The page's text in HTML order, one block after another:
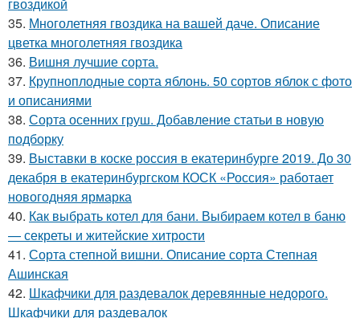
35. Многолетняя гвоздика на вашей даче. Описание
цветка многолетняя гвоздика
36. Вишня лучшие сорта.
37. Крупноплодные сорта яблонь. 50 сортов яблок с фото
и описаниями
38. Сорта осенних груш. Добавление статьи в новую
подборку
39. Выставки в коске россия в екатеринбурге 2019. До 30
декабря в екатеринбургском КОСК «Россия» работает
новогодняя ярмарка
40. Как выбрать котел для бани. Выбираем котел в баню
— секреты и житейские хитрости
41. Сорта степной вишни. Описание сорта Степная
Ашинская
42. Шкафчики для раздевалок деревянные недорого.
Шкафчики для раздевалок